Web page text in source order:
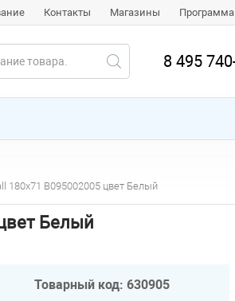
Контакты Магазины
8 495
180х71 B095002005 цвет Белый
Белый
Товарный код: 630905